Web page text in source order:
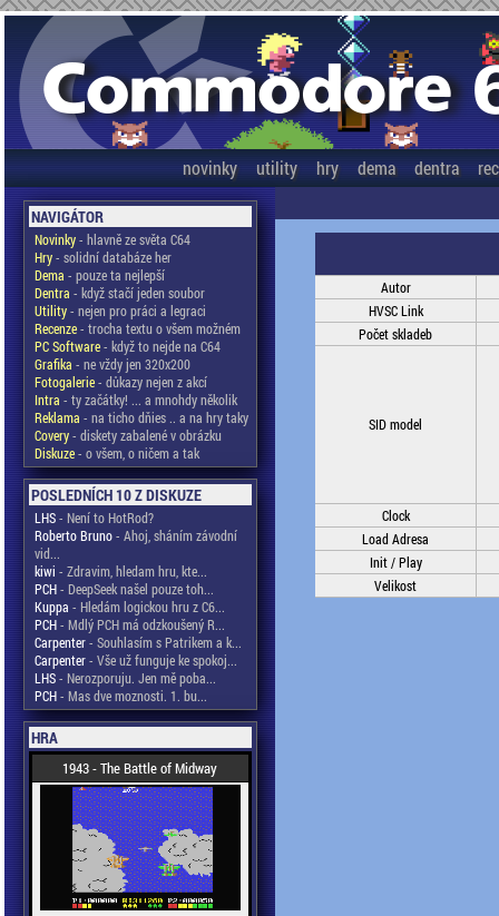
novinky utility hry dema dentra
NAVIGÁTOR
Novinky- hlavně ze světa C64
Hry- solidní databáze her
Dema - pouze ta nejlepší
Dentra - když stačí jeden soubor
Utility- nejen pro práci a legraci
Recenze- trocha textu o všem možném
PC Software- když to nejde na C64
Grafika - ne vždy jen 320x200
Fotogalerie- důkazy nejen z akcí
Intra - ty začátky! ... a mnohdy několik
Reklama - na ticho dňies .. a na hry taky
Covery- diskety zabalené v obrázku
Diskuze- o všem, o ničem a tak
POSLEDNÍCH 10 Z DISKUZE
LHS- Není to HotRod?
Roberto Bruno- Ahoj, sháním závodní
vid...
kiwi - Zdravim, hledam hru, kte...
PCH- DeepSeek našel pouze toh...
Kuppa - Hledám logickou hru z C6...
PCH- Mdlý PCH má odzkoušený R...
Carpenter- Souhlasím s Patrikem a k...
Carpenter- Vše už funguje ke spokoj...
LHS- Nerozporuju. Jen mě poba...
PCH- Mas dve moznosti. 1. bu...
HRA
1943 - The Battle of Midway
Autor
HVSC Link
Počet skladeb
SID model
Clock
Load Adresa
Init / Play
Velikost